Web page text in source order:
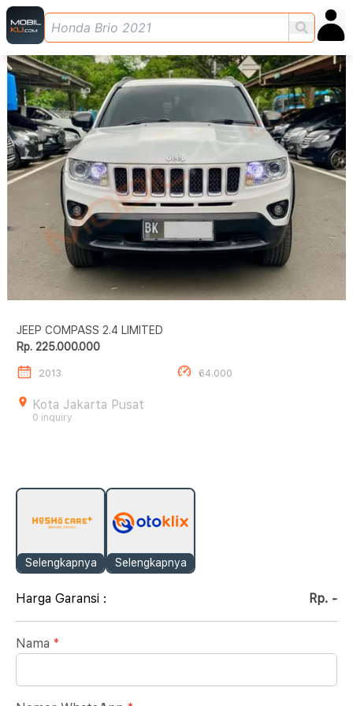
JEEP COMPASS 2.4 LIMITED
Rp. 225.000.000
2013 64.000
Kota Jakarta Pusat
0 inquiry
Selengkapnya Selengkapnya
Harga Garansi : Rp. -
Nama *